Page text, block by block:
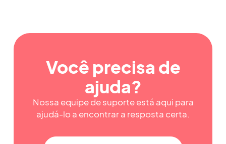
Você precisa de
ajuda?
Nossa equipe de suporte está aqui para
ajudá-lo a encontrar a resposta certa.